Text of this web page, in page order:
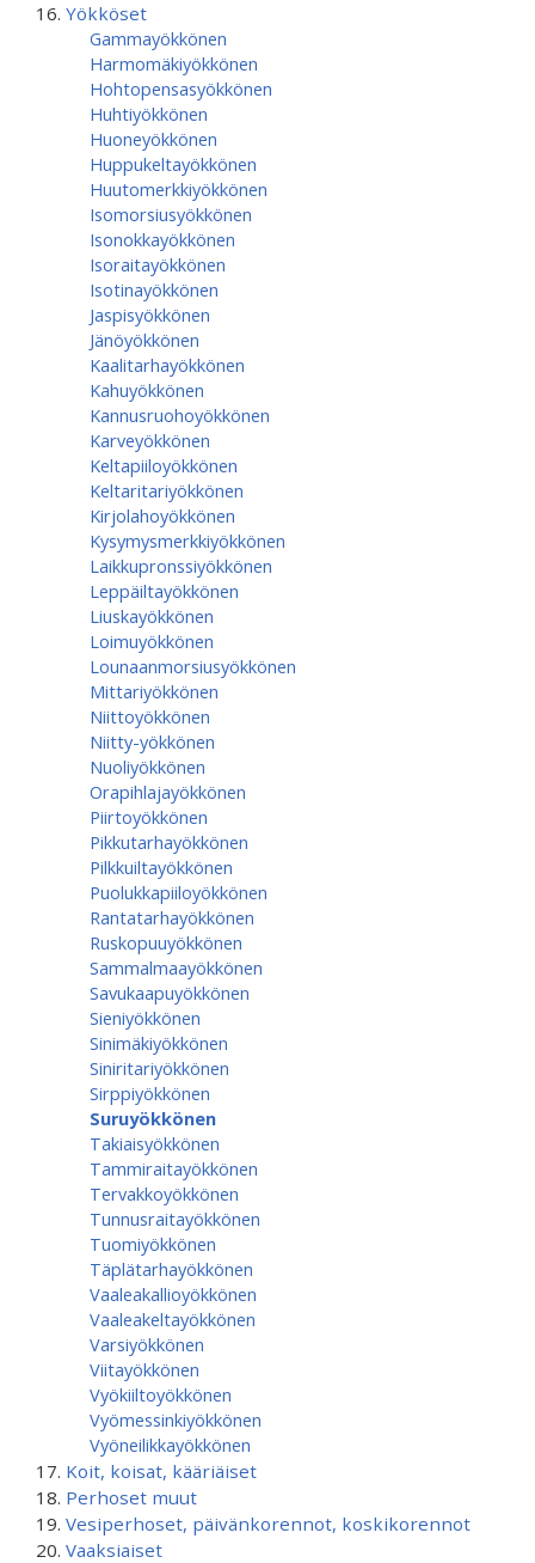
Yökköset
Gammayökkönen
Harmomäkiyökkönen
Hohtopensasyökkönen
Huhtiyökkönen
Huoneyökkönen
Huppukeltayökkönen
Huutomerkkiyökkönen
Isomorsiusyökkönen
Isonokkayökkönen
Isoraitayökkönen
Isotinayökkönen
Jaspisyökkönen
Jänöyökkönen
Kaalitarhayökkönen
Kahuyökkönen
Kannusruohoyökkönen
Karveyökkönen
Keltapiiloyökkönen
Keltaritariyökkönen
Kirjolahoyökkönen
Kysymysmerkkiyökkönen
Laikkupronssiyökkönen
Leppäiltayökkönen
Liuskayökkönen
Loimuyökkönen
Lounaanmorsiusyökkönen
Mittariyökkönen
Niittoyökkönen
Niitty-yökkönen
Nuoliyökkönen
Orapihlajayökkönen
Piirtoyökkönen
Pikkutarhayökkönen
Pilkkuiltayökkönen
Puolukkapiiloyökkönen
Rantatarhayökkönen
Ruskopuuyökkönen
Sammalmaayökkönen
Savukaapuyökkönen
Sieniyökkönen
Sinimäkiyökkönen
Siniritariyökkönen
Sirppiyökkönen
Suruyökkönen
Takiaisyökkönen
Tammiraitayökkönen
Tervakkoyökkönen
Tunnusraitayökkönen
Tuomiyökkönen
Täplätarhayökkönen
Vaaleakallioyökkönen
Vaaleakeltayökkönen
Varsiyökkönen
Viitayökkönen
Vyökiiltoyökkönen
Vyömessinkiyökkönen
Vyöneilikkayökkönen
Koit, koisat, kääriäiset
Perhoset muut
Vesiperhoset, päivänkorennot, koskikorennot
Vaaksiaiset